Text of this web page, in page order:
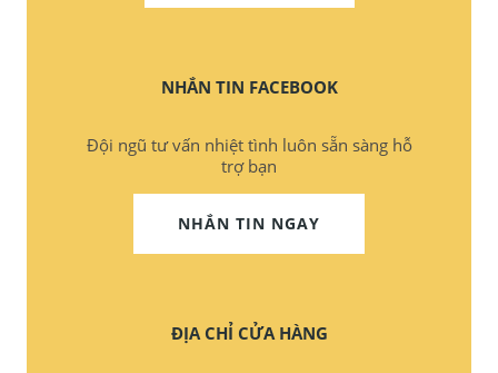
NHẮN TIN FACEBOOK
Đội ngũ tư vấn nhiệt tình luôn sẵn sàng hỗ
trợ bạn
NHẮN TIN NGAY
ĐỊA CHỈ CỬA HÀNG